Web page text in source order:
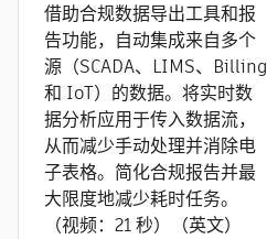
借助合规数据导出工具和报
告功能，自动集成来自多个
源（SCADA、LIMS、Billing
和 IoT）的数据。将实时数
据分析应用于传入数据流，
从而减少手动处理并消除电
子表格。简化合规报告并最
大限度地减少耗时任务。
（视频：21 秒）（英文）